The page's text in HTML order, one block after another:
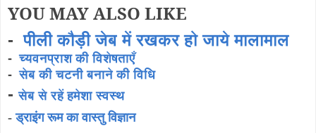
YOU MAY ALSO LIKE
-पीली कौड़ी जेब में रखकर हो जाये मालामाल
-च्यवनप्राश की विशेषताएँ
-सेब की चटनी बनाने की विधि
-सेब से रहें हमेशा स्वस्थ
-ड्राइंग रूम का वास्तु विज्ञान